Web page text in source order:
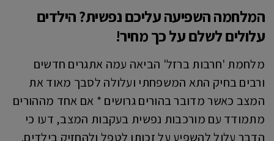
המלחמה השפיעה עליכם נפשית? הילדים
עלולים לשלם על כך מחיר!
מלחמת 'חרבות ברזל' הביאה עמה אתגרים חדשים
ורבים בחיק התא המשפחתי ועלולה לסבך מאוד את
המצב כאשר מדובר בהורים גרושים * אם אחד מההורים
מתמודד עם מורכבות נפשית בעקבות המצב, דעו כי
הדבר עלול להשפיע על זכותו לטפל ולהחזיק בילדים.